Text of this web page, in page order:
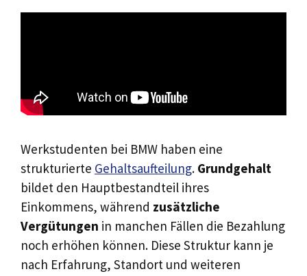
Werkstudenten bei BMW haben eine
strukturierte Gehaltsaufteilung. Grundgehalt
bildet den Hauptbestandteil ihres
Einkommens, während zusätzliche
Vergütungen in manchen Fällen die Bezahlung
noch erhöhen können. Diese Struktur kann je
nach Erfahrung, Standort und weiteren